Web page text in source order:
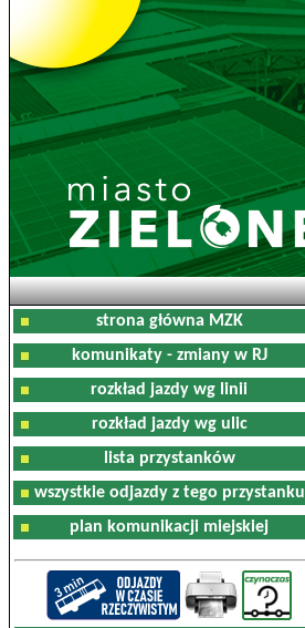
strona główna MZK
komunikaty - zmiany w RJ
rozkład jazdy wg linii
rozkład jazdy wg ulic
lista przystanków
wszystkie odjazdy z tego przystanku
plan komunikacji miejskiej